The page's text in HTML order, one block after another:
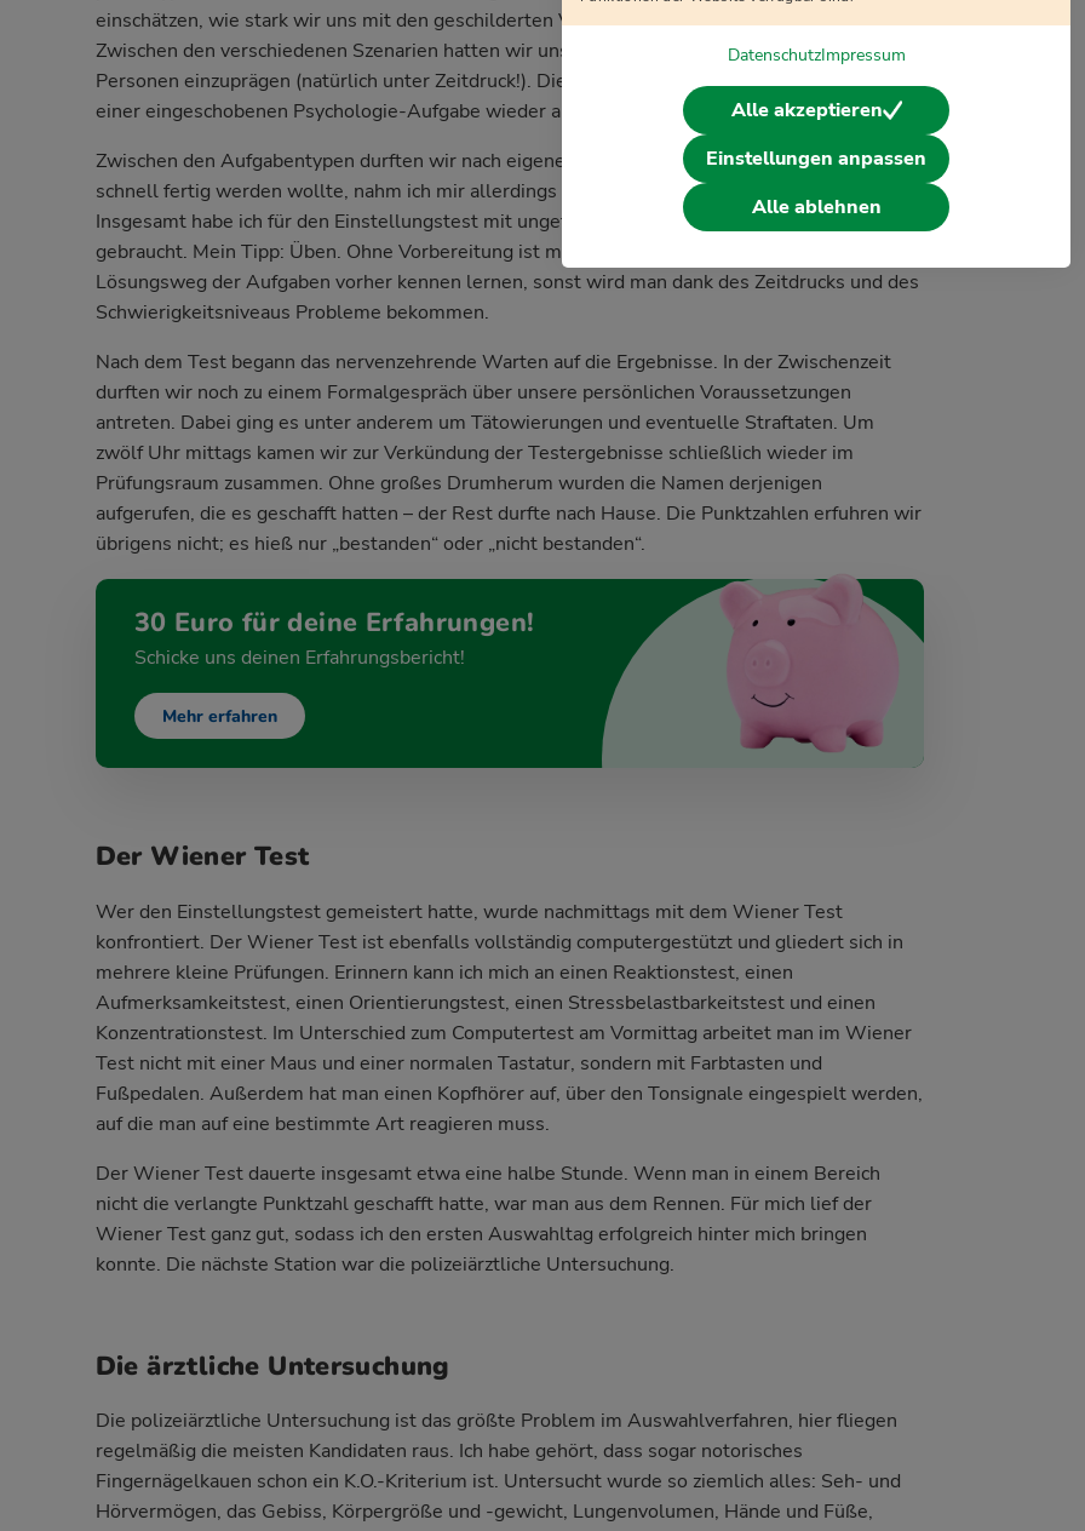
einschätzen, wie stark wir uns mit den geschilderten Verhaltensweisen identifizieren können.
Zwischen den verschiedenen Szenarien hatten wir uns außerdem Steckbriefe verschiedener
Personen einzuprägen (natürlich unter Zeitdruck!). Die Steckbrief-Informationen wurden nach
einer eingeschobenen Psychologie-Aufgabe wieder abgefragt.
Zwischen den Aufgabentypen durften wir nach eigenem Ermessen Pause machen. Weil ich
schnell fertig werden wollte, nahm ich mir allerdings immer nur kurz Zeit zum Durchatmen.
Insgesamt habe ich für den Einstellungstest mit ungefähr 330 Fragen rund drei Stunden
gebraucht. Mein Tipp: Üben. Ohne Vorbereitung ist man aufgeschmissen! Man sollte den
Lösungsweg der Aufgaben vorher kennen lernen, sonst wird man dank des Zeitdrucks und des
Schwierigkeitsniveaus Probleme bekommen.
Nach dem Test begann das nervenzehrende Warten auf die Ergebnisse. In der Zwischenzeit
durften wir noch zu einem Formalgespräch über unsere persönlichen Voraussetzungen
antreten. Dabei ging es unter anderem um Tätowierungen und eventuelle Straftaten. Um
zwölf Uhr mittags kamen wir zur Verkündung der Testergebnisse schließlich wieder im
Prüfungsraum zusammen. Ohne großes Drumherum wurden die Namen derjenigen
aufgerufen, die es geschafft hatten – der Rest durfte nach Hause. Die Punktzahlen erfuhren wir
übrigens nicht; es hieß nur „bestanden“ oder „nicht bestanden“.
30 Euro für deine Erfahrungen!
Schicke uns deinen Erfahrungsbericht!
Mehr erfahren
Der Wiener Test
Wer den Einstellungstest gemeistert hatte, wurde nachmittags mit dem Wiener Test
konfrontiert. Der Wiener Test ist ebenfalls vollständig computergestützt und gliedert sich in
mehrere kleine Prüfungen. Erinnern kann ich mich an einen Reaktionstest, einen
Aufmerksamkeitstest, einen Orientierungstest, einen Stressbelastbarkeitstest und einen
Konzentrationstest. Im Unterschied zum Computertest am Vormittag arbeitet man im Wiener
Test nicht mit einer Maus und einer normalen Tastatur, sondern mit Farbtasten und
Fußpedalen. Außerdem hat man einen Kopfhörer auf, über den Tonsignale eingespielt werden,
auf die man auf eine bestimmte Art reagieren muss.
Der Wiener Test dauerte insgesamt etwa eine halbe Stunde. Wenn man in einem Bereich
nicht die verlangte Punktzahl geschafft hatte, war man aus dem Rennen. Für mich lief der
Wiener Test ganz gut, sodass ich den ersten Auswahltag erfolgreich hinter mich bringen
konnte. Die nächste Station war die polizeiärztliche Untersuchung.
Die ärztliche Untersuchung
Die polizeiärztliche Untersuchung ist das größte Problem im Auswahlverfahren, hier fliegen
regelmäßig die meisten Kandidaten raus. Ich habe gehört, dass sogar notorisches
Fingernägelkauen schon ein K.O.-Kriterium ist. Untersucht wurde so ziemlich alles: Seh- und
Hörvermögen, das Gebiss, Körpergröße und -gewicht, Lungenvolumen, Hände und Füße,
DatenschutzImpressum
Alle akzeptieren
Einstellungen anpassen
Alle ablehnen